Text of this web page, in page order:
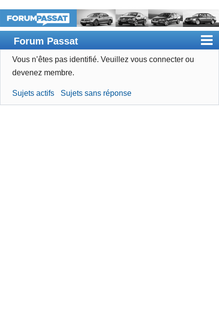
Forum Passat
Accueil
Devenir membre
Vous n’êtes pas identifié. Veuillez vous connecter ou
devenez membre.
Sujets actifs Sujets sans réponse